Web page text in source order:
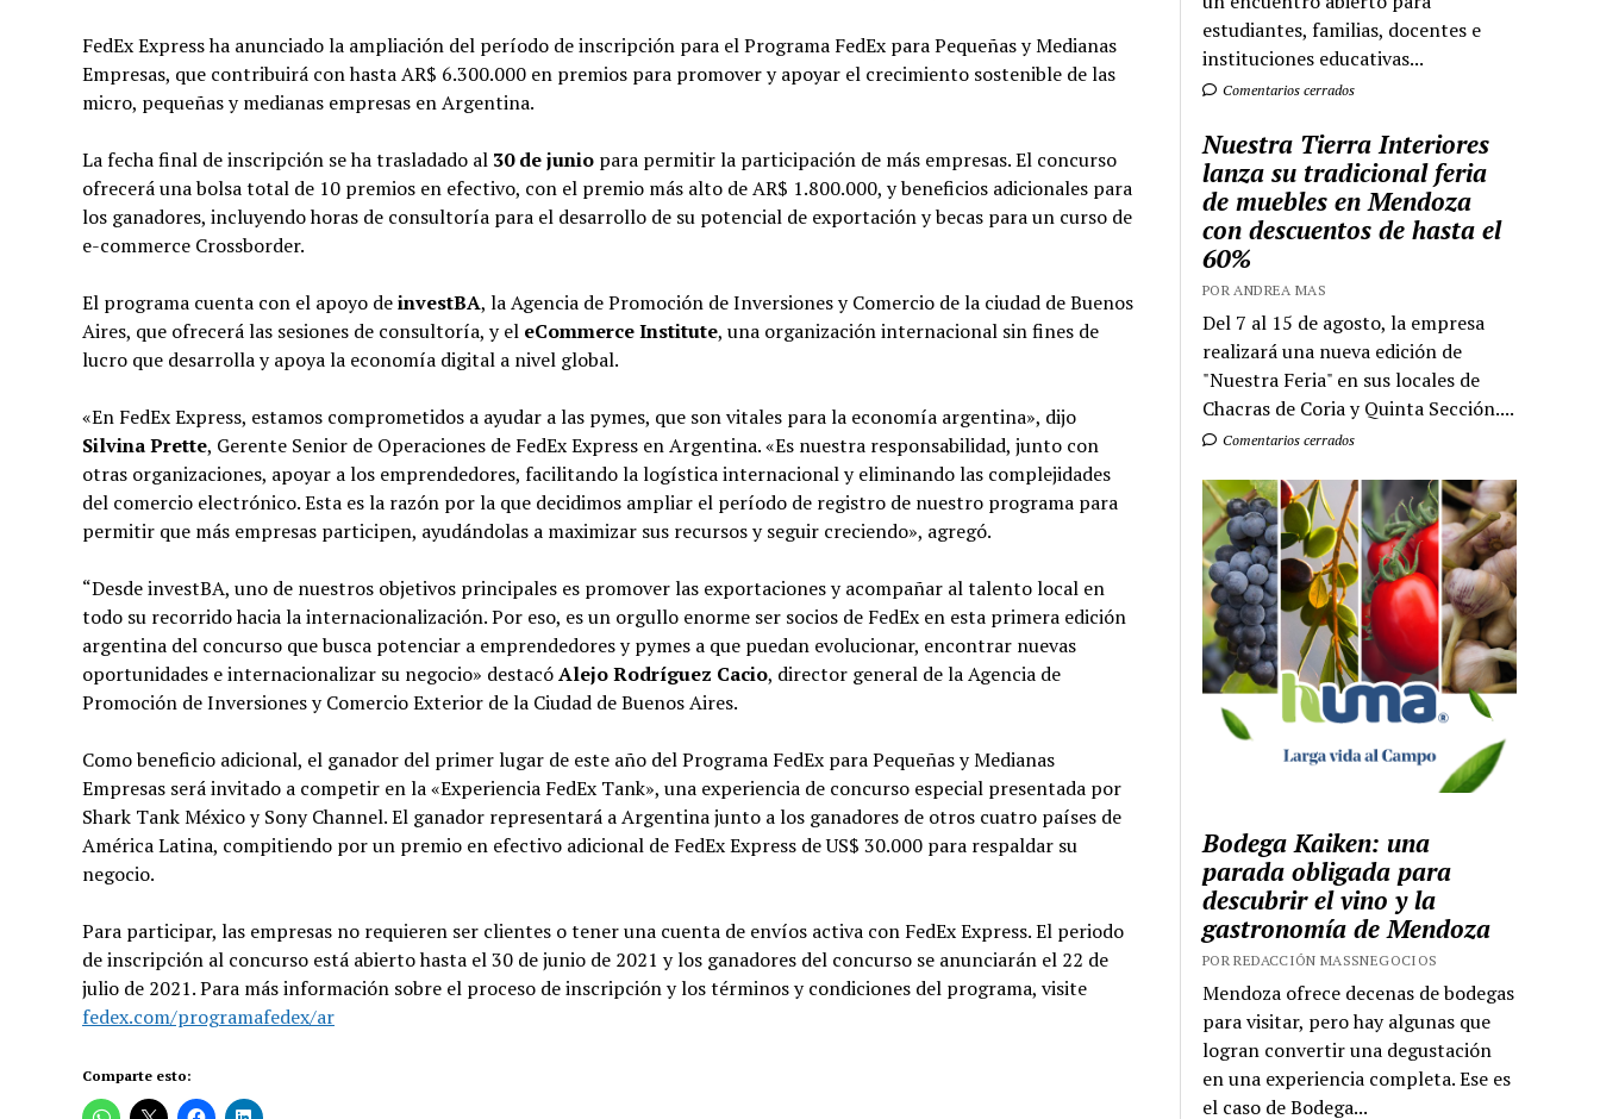
FedEx Express ha anunciado la ampliación del período de inscripción para el Programa FedEx para Pequeñas y Medianas
Empresas, que contribuirá con hasta AR$ 6.300.000 en premios para promover y apoyar el crecimiento sostenible de las
micro, pequeñas y medianas empresas en Argentina.
La fecha final de inscripción se ha trasladado al 30 de juniopara permitir la participación de más empresas. El concurso
ofrecerá una bolsa total de 10 premios en efectivo, con el premio más alto de AR$ 1.800.000, y beneficios adicionales para
los ganadores, incluyendo horas de consultoría para el desarrollo de su potencial de exportación y becas para un curso de
e-commerce Crossborder.
El programa cuenta con el apoyo deinvestBA, la Agencia de Promoción de Inversiones y Comercio de la ciudad de Buenos
Aires, que ofrecerá las sesiones de consultoría, y el eCommerce Institute, una organización internacional sin fines de
lucro que desarrolla y apoya la economía digital a nivel global.
«En FedEx Express, estamos comprometidos a ayudar a las pymes, que son vitales para la economía argentina», dijo
Silvina Prette, Gerente Senior de Operaciones de FedEx Express en Argentina. «Es nuestra responsabilidad, junto con
otras organizaciones, apoyar a los emprendedores, facilitando la logística internacional y eliminando las complejidades
del comercio electrónico. Esta es la razón por la que decidimos ampliar el período de registro de nuestro programa para
permitir que más empresas participen, ayudándolas a maximizar sus recursos y seguir creciendo», agregó.
“Desde investBA, uno de nuestros objetivos principales es promover las exportaciones y acompañar al talento local en
todo su recorrido hacia la internacionalización. Por eso, es un orgullo enorme ser socios de FedEx en esta primera edición
argentina del concurso que busca potenciar a emprendedores y pymes a que puedan evolucionar, encontrar nuevas
oportunidades e internacionalizar su negocio» destacóAlejo Rodríguez Cacio, director general de la Agencia de
Promoción de Inversiones y Comercio Exterior de la Ciudad de Buenos Aires.
Como beneficio adicional, el ganador del primer lugar de este año del Programa FedEx para Pequeñas y Medianas
Empresas será invitado a competir en la «Experiencia FedEx Tank», una experiencia de concurso especial presentada por
Shark Tank México y Sony Channel. El ganador representará a Argentina junto a los ganadores de otros cuatro países de
América Latina, compitiendo por un premio en efectivo adicional de FedEx Express de US$ 30.000 para respaldar su
negocio.
Para participar, las empresas no requieren ser clientes o tener una cuenta de envíos activa con FedEx Express. El periodo
de inscripción al concurso está abierto hasta el 30 de junio de 2021 y los ganadores del concurso se anunciarán el 22 de
julio de 2021. Para más información sobre el proceso de inscripción y los términos y condiciones del programa, visite
fedex.com/programafedex/ar
Comparte esto:
estudiantes, familias, docentes e
instituciones educativas...
Comentarios cerrados
Nuestra Tierra Interiores
lanza su tradicional feria
de muebles en Mendoza
con descuentos de hasta el
60%
POR ANDREA MAS
Del 7 al 15 de agosto, la empresa
realizará una nueva edición de
"Nuestra Feria" en sus locales de
Chacras de Coria y Quinta Sección....
Comentarios cerrados
Bodega Kaiken: una
parada obligada para
descubrir el vino y la
gastronomía de Mendoza
POR REDACCIÓN MASSNEGOCIOS
Mendoza ofrece decenas de bodegas
para visitar, pero hay algunas que
logran convertir una degustación
en una experiencia completa. Ese es
el caso de Bodega...